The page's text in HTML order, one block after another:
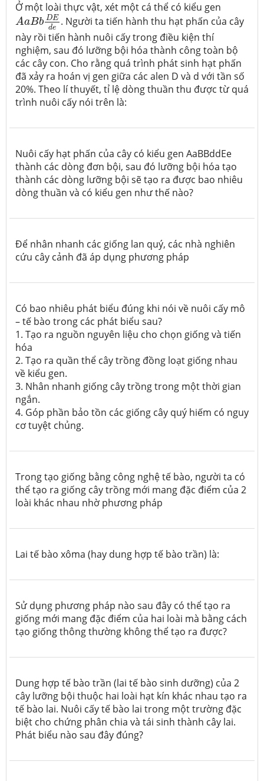
Ở một loài thực vật, xét một cá thể có kiểu gen
AaBb DE
de
AaBbDEde
. Người ta tiến hành thu hạt phấn của cây
này rồi tiến hành nuôi cấy trong điều kiện thí
nghiệm, sau đó lưỡng bội hóa thành công toàn bộ
các cây con. Cho rằng quá trình phát sinh hạt phấn
đã xảy ra hoán vị gen giữa các alen D và d với tần số
20%. Theo lí thuyết, tỉ lệ dòng thuần thu được từ quá
trình nuôi cấy nói trên là:
Nuôi cấy hạt phấn của cây có kiểu gen AaBBddEe
thành các dòng đơn bội, sau đó lưỡng bội hóa tạo
thành các dòng lưỡng bội sẽ tạo ra được bao nhiêu
dòng thuần và có kiểu gen như thế nào?
Để nhân nhanh các giống lan quý, các nhà nghiên
cứu cây cảnh đã áp dụng phương pháp
Có bao nhiêu phát biểu đúng khi nói về nuôi cấy mô
– tế bào trong các phát biểu sau?
1. Tạo ra nguồn nguyên liệu cho chọn giống và tiến
hóa
2. Tạo ra quần thể cây trồng đồng loạt giống nhau
về kiểu gen.
3. Nhân nhanh giống cây trồng trong một thời gian
ngắn.
4. Góp phần bảo tồn các giống cây quý hiếm có nguy
cơ tuyệt chủng.
Trong tạo giống bằng công nghệ tế bào, người ta có
thể tạo ra giống cây trồng mới mang đặc điểm của 2
loài khác nhau nhờ phương pháp
Lai tế bào xôma (hay dung hợp tế bào trần) là:
Sử dụng phương pháp nào sau đây có thể tạo ra
giống mới mang đặc điểm của hai loài mà bằng cách
tạo giống thông thường không thể tạo ra được?
Dung hợp tế bào trần (lai tế bào sinh dưỡng) của 2
cây lưỡng bội thuộc hai loài hạt kín khác nhau tạo ra
tế bào lai. Nuôi cấy tế bào lai trong một trường đặc
biệt cho chứng phân chia và tái sinh thành cây lai.
Phát biểu nào sau đây đúng?